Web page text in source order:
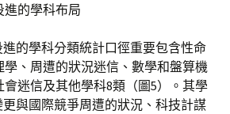
進的學科布局
的學科分類統計口徑重要包含性命
、周遭的狀況迷信、數學和盤算機
迷信及其他學科8類（圖5）。其學
與國際競爭周遭的狀況、科技計謀